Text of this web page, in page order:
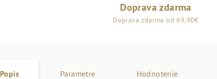
Doprava zdarma
Doprava zdarma od 69,90€
Popis Parametre Hodnotenie